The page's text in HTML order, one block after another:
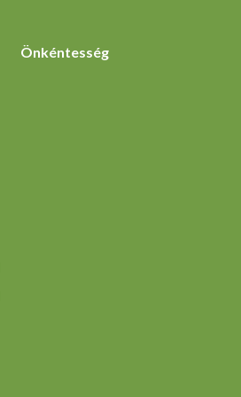
Önkéntesség